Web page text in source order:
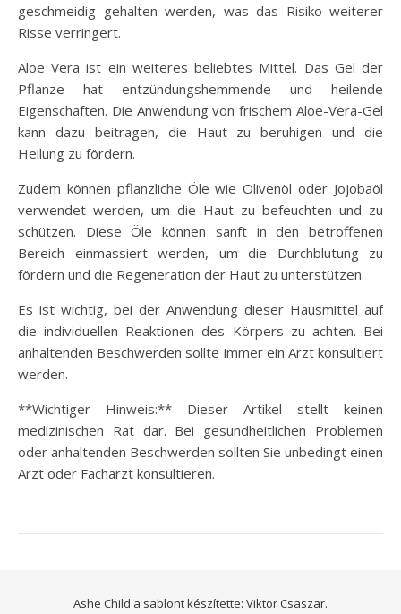
geschmeidig gehalten werden, was das Risiko weiterer
Risse verringert.
Aloe Vera ist ein weiteres beliebtes Mittel. Das Gel der
Pflanze hat entzündungshemmende und heilende
Eigenschaften. Die Anwendung von frischem Aloe-Vera-Gel
kann dazu beitragen, die Haut zu beruhigen und die
Heilung zu fördern.
Zudem können pflanzliche Öle wie Olivenöl oder Jojobaöl
verwendet werden, um die Haut zu befeuchten und zu
schützen. Diese Öle können sanft in den betroffenen
Bereich einmassiert werden, um die Durchblutung zu
fördern und die Regeneration der Haut zu unterstützen.
Es ist wichtig, bei der Anwendung dieser Hausmittel auf
die individuellen Reaktionen des Körpers zu achten. Bei
anhaltenden Beschwerden sollte immer ein Arzt konsultiert
werden.
**Wichtiger Hinweis:** Dieser Artikel stellt keinen
medizinischen Rat dar. Bei gesundheitlichen Problemen
oder anhaltenden Beschwerden sollten Sie unbedingt einen
Arzt oder Facharzt konsultieren.
Ashe Child a sablont készítette: Viktor Csaszar.